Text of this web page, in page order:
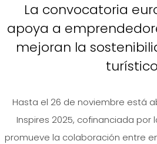
La convocatoria
apoya a
mejoran la
turístico
Hasta el 26 de noviembre está
Inspires 2025, cofinanciada por
promueve la colaboración entre